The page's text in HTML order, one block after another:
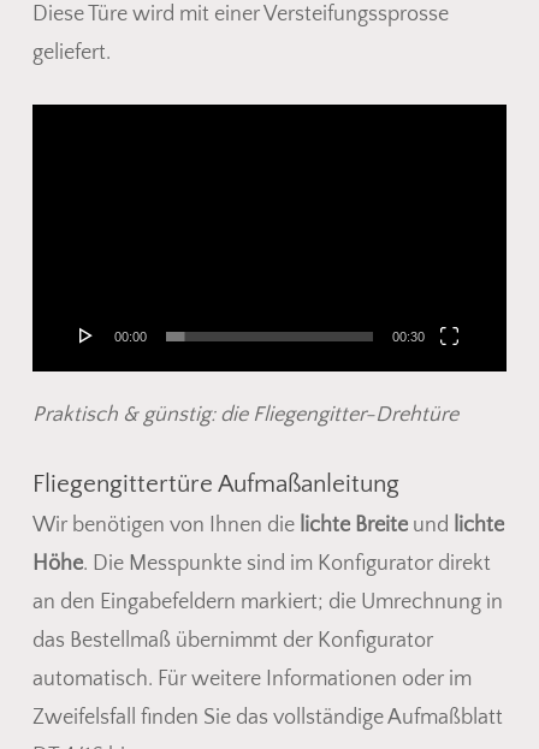
Diese Türe wird mit einer Versteifungssprosse
geliefert.
00:00 00:30
Praktisch & günstig: die Fliegengitter-Drehtüre
Fliegengittertüre Aufmaßanleitung
Wir benötigen von Ihnen die lichte Breiteund lichte
Höhe. Die Messpunkte sind im Konfigurator direkt
an den Eingabefeldern markiert; die Umrechnung in
das Bestellmaß übernimmt der Konfigurator
automatisch. Für weitere Informationen oder im
Zweifelsfall finden Sie das vollständige Aufmaßblatt